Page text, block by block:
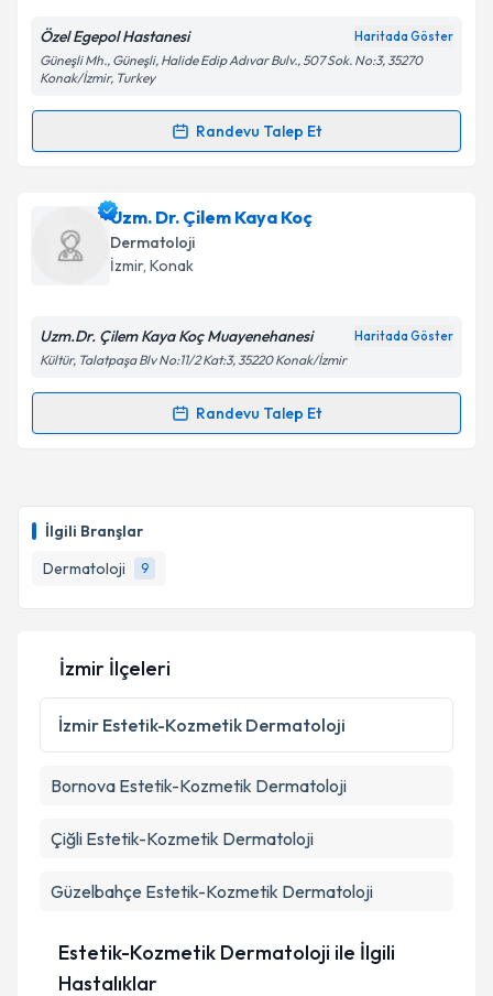
İlgili Branşlar
Dermatoloji
9
Kişisel verilerimin işlenmesine ilişkin
Metni'ni okudum ve kişisel verilerimin belirtilen
Takvim Talebini Gönder
Özel Egepol Hastanesi Haritada Göster
Güneşli Mh., Güneşli, Halide Edip Adıvar Bulv., 507 Sok. No:3, 35270
Konak/İzmir, Turkey
Randevu Talep Et
Randevu Takvimi Talebi
Uzm. Dr. Özlem Gürbüz Nazlıiçin randevu takvimi
talebi oluşturun. Size bu uzmandan randevu almanız
için bir takvim hazırlandığında e-posta ile
Kişisel verilerimin işlenmesine ilişkinAydınlatma
Uzm. Dr. Çilem Kaya Koç
Dermatoloji
İzmir, Konak
Uzm.Dr. Çilem Kaya Koç Muayenehanesi Haritada Göster
Kültür, Talatpaşa Blv No:11/2 Kat:3, 35220 Konak/İzmir
Randevu Talep Et
Randevu Takvimi Talebi
takvim hazırlandığında e-posta ile bilgilendireceğiz.
E-posta Adresiniz
Kişisel verilerimin işlenmesine ilişkinAydınlatma
Metni'ni okudum ve kişisel verilerimin belirtilen
kapsamda işlenmesini kabul ediyorum.
İzmir İlçeleri
İzmir Estetik-Kozmetik Dermatoloji
Bornova Estetik-Kozmetik Dermatoloji
Çiğli Estetik-Kozmetik Dermatoloji
Güzelbahçe Estetik-Kozmetik Dermatoloji
Estetik-Kozmetik Dermatoloji ile İlgili
Hastalıklar